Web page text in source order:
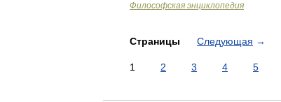
Философская энциклопедия
Страницы Следующая →
1 2 3 4 5